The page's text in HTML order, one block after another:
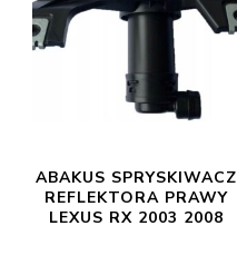
ABAKUS SPRYSKIWACZ
REFLEKTORA PRAWY
LEXUS RX 2003 2008